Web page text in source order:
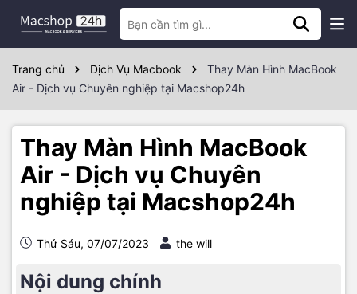
Trang chủ Dịch Vụ Macbook
Thay Màn Hình MacBook
Air - Dịch vụ Chuyên nghiệp tại Macshop24h
Thay Màn Hình MacBook
Air - Dịch vụ Chuyên
nghiệp tại Macshop24h
Thứ Sáu, 07/07/2023 the will
Nội dung chính